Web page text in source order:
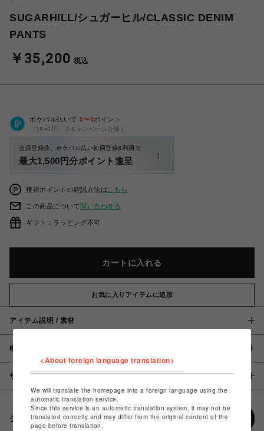
SUGARHILL/シュガーヒル/CLASSIC DENIM
PANTS
￥35,200 税込
ポケパル払いで 0〜0ポイント
（1P=1円）※キャンペーン分除く
会員登録後、ポケパル払い初回登録&利用で
最大1,500円分ポイント進呈
獲得ポイントの確認方法は こちら
この商品について問い合わせる
ギフト：ラッピング不可
カートに入れる
お気に入りアイテムに追加
アイテム説明 / 素材
概要
サイズ
シェアする
<About foreign language translation>
We will translate the homepage into a foreign language using the
automatic translation service.
Since this service is an automatic translation system, it may not be
translated correctly and may differ from the original content of the
page before translation.